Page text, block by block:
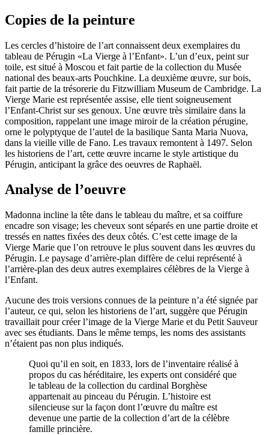
Copies de la peinture
Les cercles d’histoire de l’art connaissent deux exemplaires du
tableau de Pérugin «La Vierge à l’Enfant». L’un d’eux, peint sur
toile, est situé à Moscou et fait partie de la collection du Musée
national des beaux-arts Pouchkine. La deuxième œuvre, sur bois,
fait partie de la trésorerie du Fitzwilliam Museum de Cambridge. La
Vierge Marie est représentée assise, elle tient soigneusement
l’Enfant-Christ sur ses genoux. Une œuvre très similaire dans la
composition, rappelant une image miroir de la création pérugine,
orne le polyptyque de l’autel de la basilique Santa Maria Nuova,
dans la vieille ville de Fano. Les travaux remontent à 1497. Selon
les historiens de l’art, cette œuvre incarne le style artistique du
Pérugin, anticipant la grâce des oeuvres de Raphaël.
Analyse de l’oeuvre
Madonna incline la tête dans le tableau du maître, et sa coiffure
encadre son visage; les cheveux sont séparés en une partie droite et
tressés en nattes fixées des deux côtés. C’est cette image de la
Vierge Marie que l’on retrouve le plus souvent dans les œuvres du
Pérugin. Le paysage d’arrière-plan diffère de celui représenté à
l’arrière-plan des deux autres exemplaires célèbres de la Vierge à
l’Enfant.
Aucune des trois versions connues de la peinture n’a été signée par
l’auteur, ce qui, selon les historiens de l’art, suggère que Pérugin
travaillait pour créer l’image de la Vierge Marie et du Petit Sauveur
avec ses étudiants. Dans le même temps, les noms des assistants
n’étaient pas non plus indiqués.
Quoi qu’il en soit, en 1833, lors de l’inventaire réalisé à
propos du cas héréditaire, les experts ont considéré que
le tableau de la collection du cardinal Borghèse
appartenait au pinceau du Pérugin. L’histoire est
silencieuse sur la façon dont l’œuvre du maître est
devenue une partie de la collection d’art de la célèbre
famille princière.